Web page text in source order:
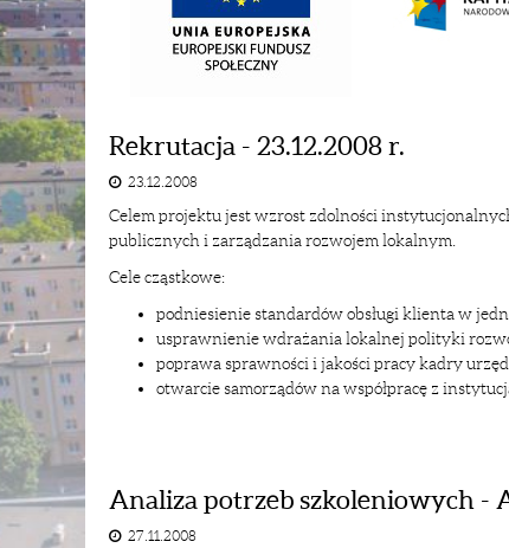
Rekrutacja - 23.12.2008 r.
23.12.2008
Celem projektu jest wzrost zdolności
publicznych i zarządzania rozwojem lokalnym.
Cele cząstkowe:
podniesienie standardów obsługi klienta w
usprawnienie wdrażania lokalnej polityki
poprawa sprawności i jakości pracy kadry
otwarcie samorządów na współpracę z
Analiza potrzeb szkoleniowych -
27.11.2008